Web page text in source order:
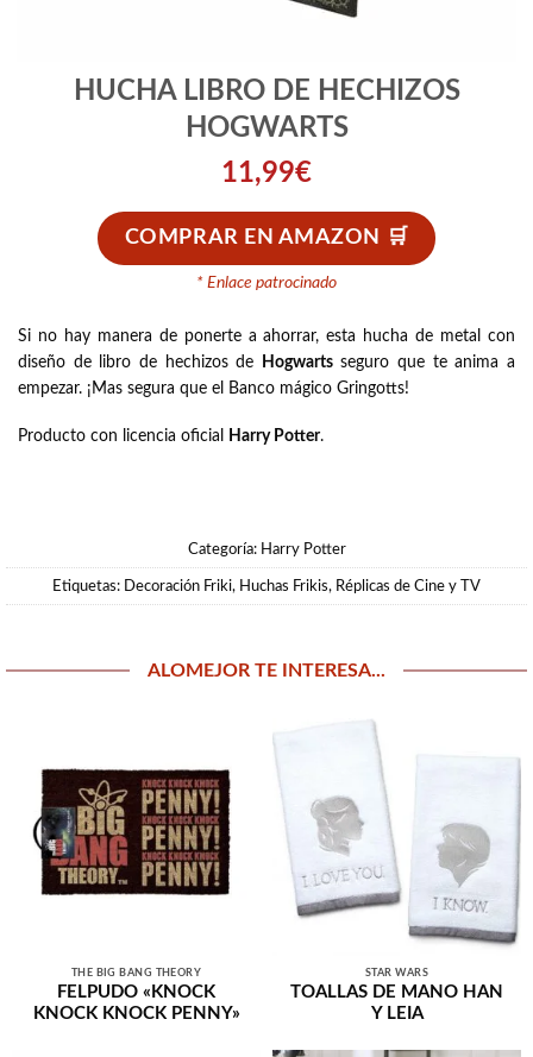
HUCHA LIBRO DE HECHIZOS
HOGWARTS
11,99€
COMPRAR EN AMAZON
* Enlace patrocinado
Si no hay manera de ponerte a ahorrar, esta hucha de metal con
diseño de libro de hechizos de
Hogwartsseguro que te anima a
empezar. ¡ Mas segura que el Banco mágico Gringotts!
Producto con licencia oficial Harry Potter.
Categoría: Harry Potter
Etiquetas: Decoración Friki, Huchas Frikis, Réplicas de Cine y TV
ALOMEJOR TE INTERESA...
THE BIG BANG THEORY
FELPUDO «KNOCK
KNOCK KNOCK PENNY»
STAR WARS
TOALLAS DE MANO HAN
Y LEIA